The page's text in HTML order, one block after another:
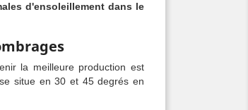
d'ensoleillement dans le
la meilleure production est
situe en 30 et 45 degrés en